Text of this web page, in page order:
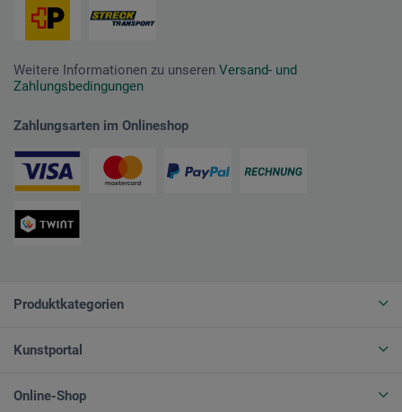
Weitere Informationen zu unseren Versand- und
Zahlungsbedingungen
Zahlungsarten im Onlineshop
Produktkategorien
Kunstportal
Online-Shop